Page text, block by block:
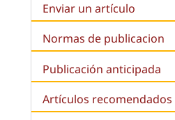
Enviar un artículo
Normas de publicacion
Publicación anticipada
Artículos recomendados